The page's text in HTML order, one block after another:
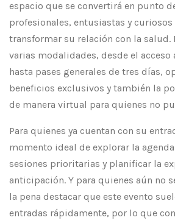
espacio que se convertirá en punto
profesionales, entusiastas y
transformar su relación con la salud.
varias modalidades, desde el acceso
hasta pases generales de tres días,
beneficios exclusivos y también la
de manera virtual para quienes no
Para quienes ya cuentan con su
momento ideal de explorar la
sesiones prioritarias y planificar la
anticipación. Y para quienes aún no
la pena destacar que este evento
entradas rápidamente, por lo que